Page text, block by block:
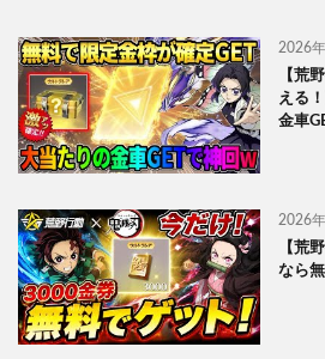
2026
【荒
える
金車
2026
【荒
なら